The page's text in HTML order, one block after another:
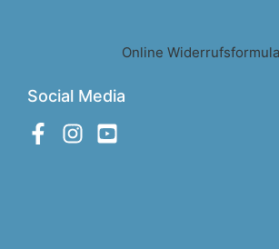
Online
Social Media